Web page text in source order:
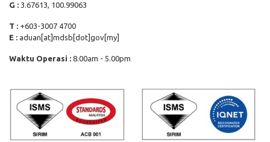
G : 3.67613, 100.99063
T : +603-3007 4700
E : aduan[at]mdsb[dot]gov[my]
Waktu Operasi : 8.00am - 5.00pm